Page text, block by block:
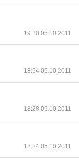
19:20 05.10.2011
18:54 05.10.2011
18:28 05.10.2011
18:14 05.10.2011